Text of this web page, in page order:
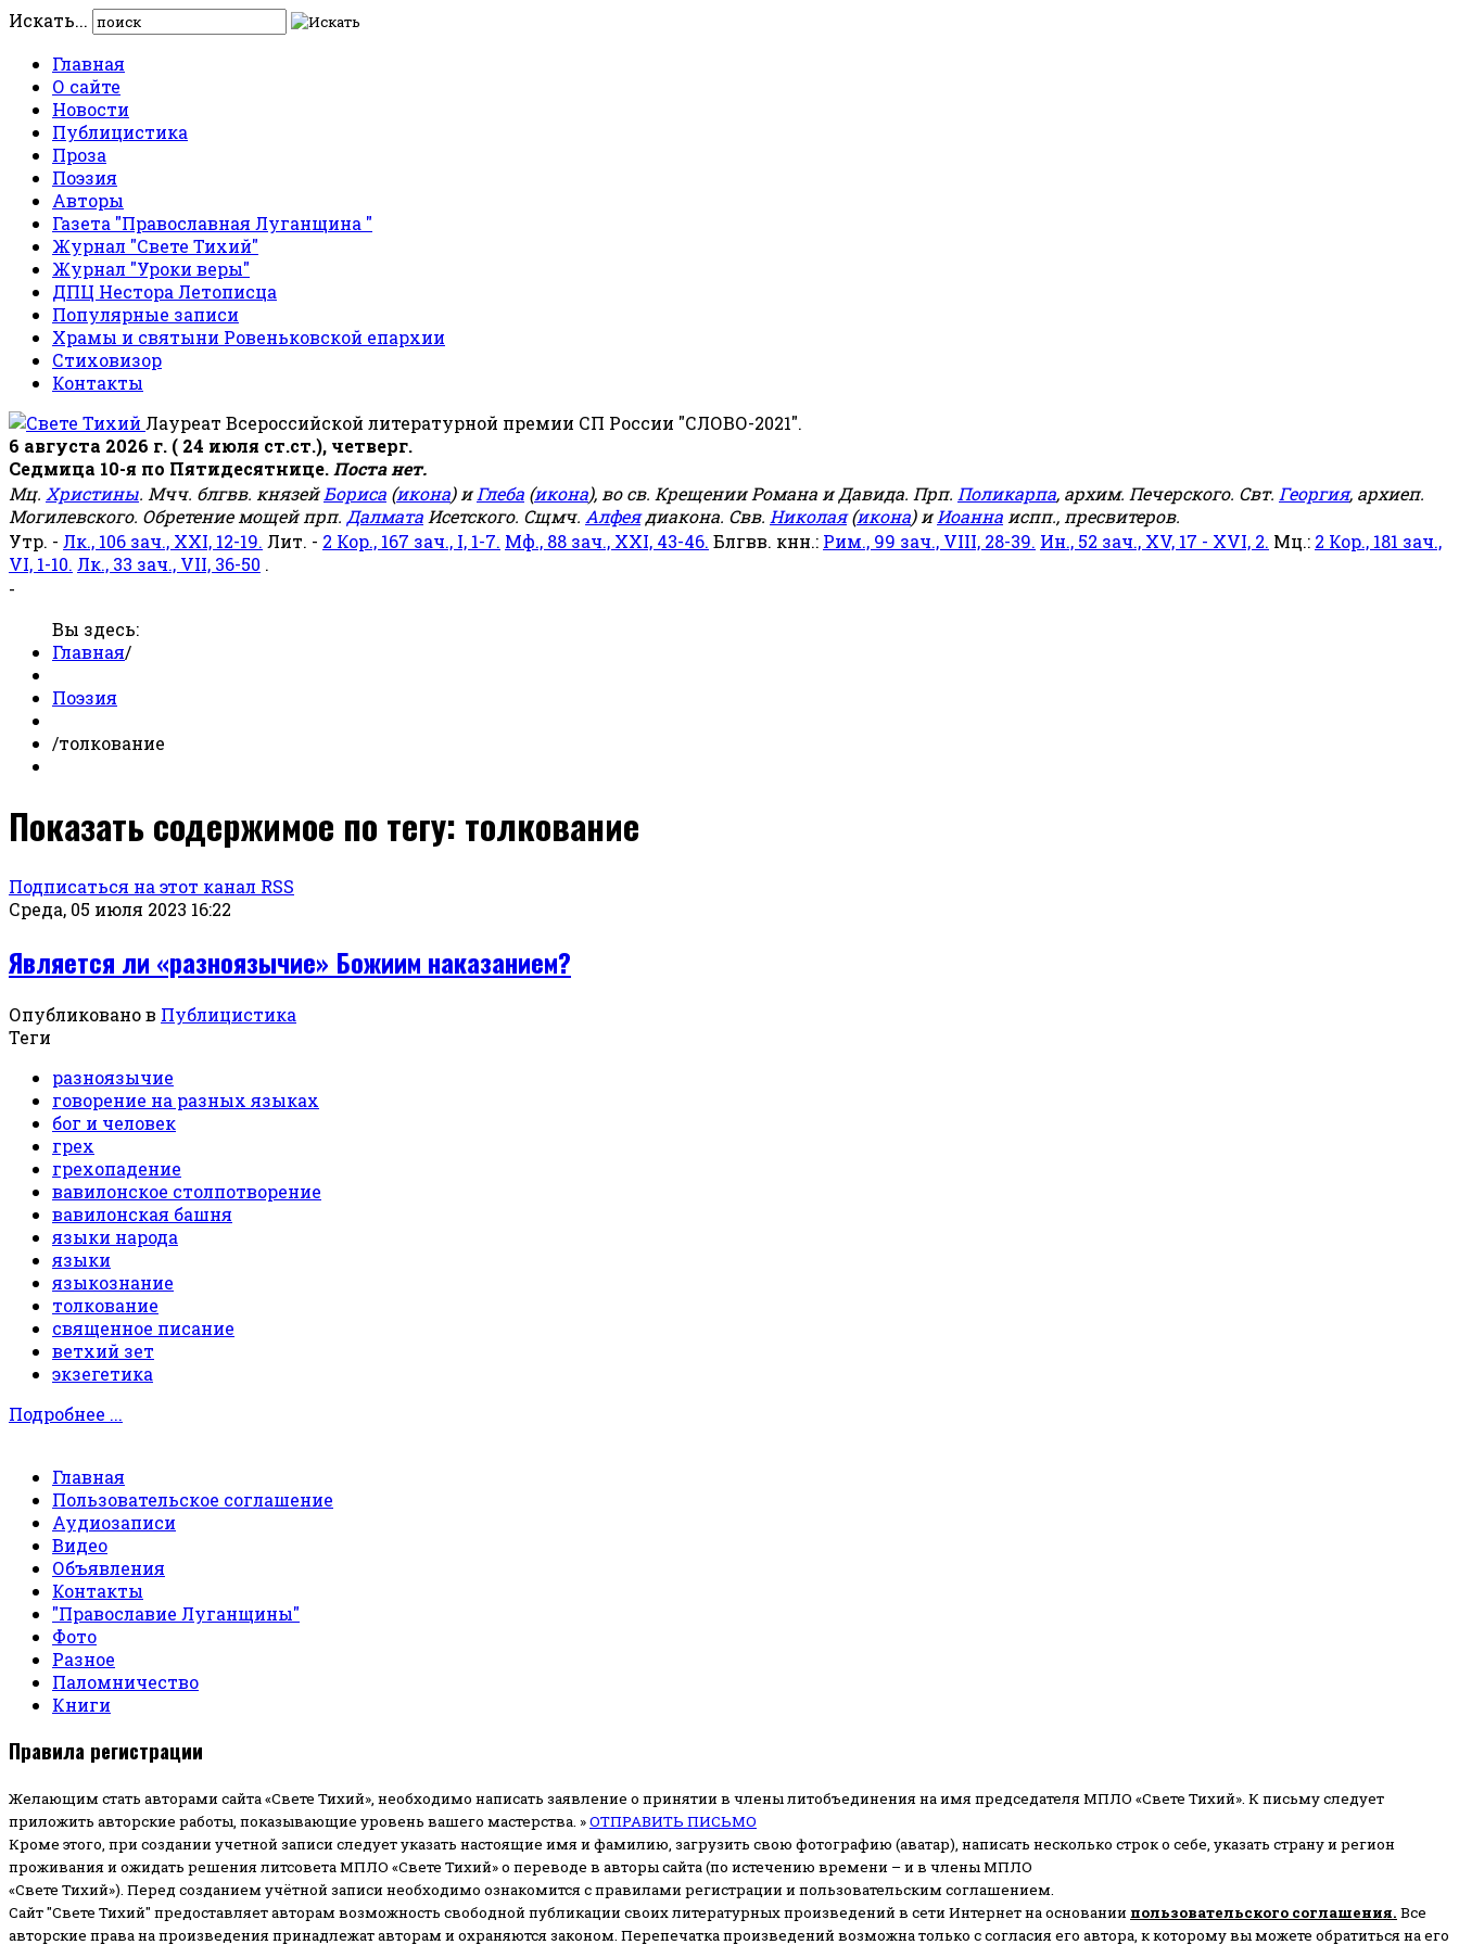
Искать...
Главная
О сайте
Новости
Публицистика
Проза
Поэзия
Авторы
Газета "Православная Луганщина "
Журнал "Свете Тихий"
Журнал "Уроки веры"
ДПЦ Нестора Летописца
Популярные записи
Храмы и святыни Ровеньковской епархии
Стиховизор
Контакты
Лауреат Всероссийской литературной премии СП России "СЛОВО-2021".
6 августа 2026 г. ( 24 июля ст.ст.), четверг.
Седмица 10-я по Пятидесятнице. Поста нет.
Мц. Христины. Мчч. блгвв. князейБориса (икона) иГлеба (икона), во св. Крещении Романа и Давида. Прп. Поликарпа, архим. Печерского. Свт. Георгия, архиеп.
Могилевского. Обретение мощей прп. Далмата Исетского. Сщмч. Алфеядиакона. Свв. Николая(икона) иИоанна испп., пресвитеров.
Утр. - Лк., 106 зач., XXI, 12-19. Лит. - 2 Кор., 167 зач., I, 1-7. Мф., 88 зач., XXI, 43-46. Блгвв. кнн.: Рим., 99 зач., VIII, 28-39. Ин., 52 зач., XV, 17 - XVI, 2. Мц.: 2 Кор., 181 зач.,
VI, 1-10. Лк., 33 зач., VII, 36-50 .
-
Вы здесь:
Главная/
Поэзия
/толкование
Показать содержимое по тегу: толкование
Подписаться на этот канал RSS
Среда, 05 июля 2023 16:22
Является ли «разноязычие» Божиим наказанием?
Опубликовано в Публицистика
Теги
разноязычие
говорение на разных языках
бог и человек
грех
грехопадение
вавилонское столпотворение
вавилонская башня
языки народа
языки
языкознание
толкование
священное писание
ветхий зет
экзегетика
Подробнее ...
Главная
Пользовательское соглашение
Аудиозаписи
Видео
Объявления
Контакты
"Православие Луганщины"
Фото
Разное
Паломничество
Книги
Правила регистрации
Желающим стать авторами сайта «Свете Тихий», необходимо написать заявление о принятии в члены литобъединения на имя председателя МПЛО «Свете Тихий». К письму следует
приложить авторские работы, показывающие уровень вашего мастерства. »ОТПРАВИТЬ ПИСЬМО
Кроме этого, при создании учетной записи следует указать настоящие имя и фамилию, загрузить свою фотографию (аватар), написать несколько строк о себе, указать страну и регион
проживания и ожидать решения литсовета МПЛО «Свете Тихий» о переводе в авторы сайта (по истечению времени – и в члены МПЛО
«Свете Тихий»). Перед созданием учётной записи необходимо ознакомится с правилами регистрации и пользовательским соглашением.
Сайт "Свете Тихий" предоставляет авторам возможность свободной публикации своих литературных произведений в сети Интернет на основании пользовательского соглашения. Все
авторские права на произведения принадлежат авторам и охраняются законом. Перепечатка произведений возможна только с согласия его автора, к которому вы можете обратиться на его